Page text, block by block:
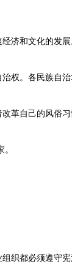
济和文化的发展
。各民族自治
革自己的风俗习
都必须遵守